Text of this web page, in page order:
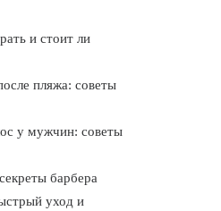
и стоит ли
пляжа: советы
у мужчин: советы
барбера
уход и